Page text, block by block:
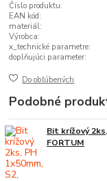
Číslo produktu:
EAN kód:
materiál:
Výrobca:
x_technické parametre:
doplňujúci parameter:
Do obľúbených
Podobné
Bit krížový
FORTUM